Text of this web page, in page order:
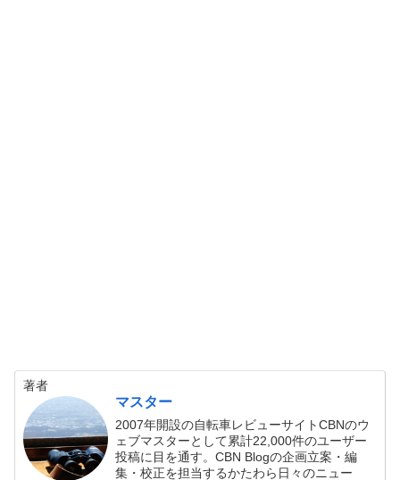
著者
マスター
2007年開設の自転車レビューサイトCBNのウ
ェブマスターとして累計22,000件のユーザー
投稿に目を通す。CBN Blogの企画立案・編
集・校正を担当するかたわら日々のニュー